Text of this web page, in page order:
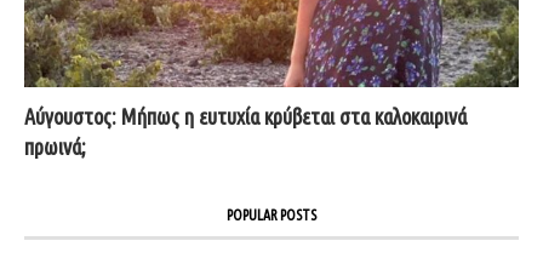
Αύγουστος: Μήπως η ευτυχία κρύβεται στα καλοκαιρινά
πρωινά;
POPULAR POSTS